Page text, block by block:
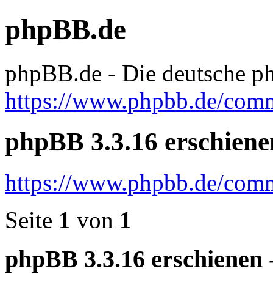
phpBB.de
phpBB.de - Die deutsche
https://www.phpbb.de/
phpBB 3.3.16
https://www.phpbb.de/
Seite 1 von 1
phpBB 3.3.16